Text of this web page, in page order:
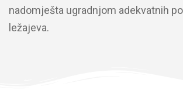
nadomješta ugradnjom adekvatnih
ležajeva.